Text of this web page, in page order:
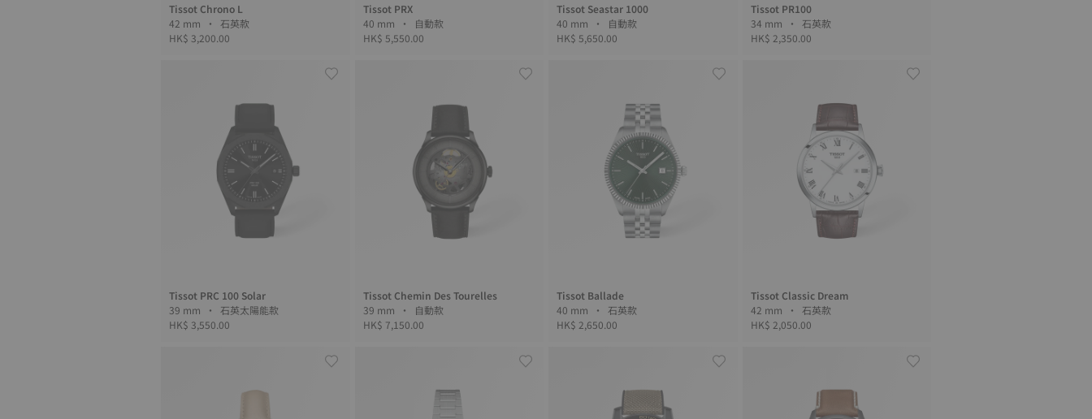
Tissot Chrono L
42 mm • 石英款
HK$ 3,200.00
Tissot PRX
40 mm • 自動款
HK$ 5,550.00
Tissot Seastar 1000
40 mm • 自動款
HK$ 5,650.00
Tissot PR100
34 mm • 石英款
HK$ 2,350.00
Tissot PRC 100 Solar
39 mm • 石英太陽能款
HK$ 3,550.00
Tissot Chemin Des Tourelles
39 mm • 自動款
HK$ 7,150.00
Tissot Ballade
40 mm • 石英款
HK$ 2,650.00
Tissot Classic Dream
42 mm • 石英款
HK$ 2,050.00